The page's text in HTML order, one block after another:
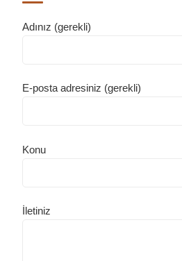
Adınız (gerekli)
E-posta adresiniz (gerekli)
Konu
İletiniz